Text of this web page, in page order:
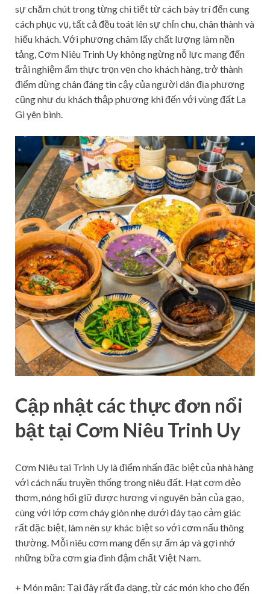
sự chăm chút trong từng chi tiết từ cách bày trí đến cung
cách phục vụ, tất cả đều toát lên sự chỉn chu, chân thành và
hiếu khách. Với phương châm lấy chất lượng làm nền
tảng, Cơm Niêu Trinh Uy không ngừng nỗ lực mang đến
trải nghiệm ẩm thực trọn vẹn cho khách hàng, trở thành
điểm dừng chân đáng tin cậy của người dân địa phương
cũng như du khách thập phương khi đến với vùng đất La
Gi yên bình.
Cập nhật các thực đơn nổi
bật tại Cơm Niêu Trinh Uy
Cơm Niêu tại Trinh Uy là điểm nhấn đặc biệt của nhà hàng
với cách nấu truyền thống trong niêu đất. Hạt cơm dẻo
thơm, nóng hổi giữ được hương vị nguyên bản của gạo,
cùng với lớp cơm cháy giòn nhẹ dưới đáy tạo cảm giác
rất đặc biệt, làm nên sự khác biệt so với cơm nấu thông
thường. Mỗi niêu cơm mang đến sự ấm áp và gợi nhớ
những bữa cơm gia đình đậm chất Việt Nam.
+ Món mặn: Tại đây rất đa dạng, từ các món kho cho đến